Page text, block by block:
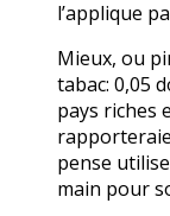
l’applique
Mieux, ou
tabac: 0,05
pays riches
pense
main pour